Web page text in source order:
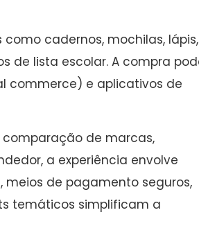
cadernos, mochilas, lápis,
de lista escolar. A compra
commerce) e aplicativos de
comparação de marcas,
a experiência envolve
meios de pagamento seguros,
temáticos simplificam a